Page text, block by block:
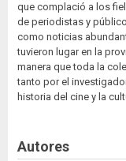
que complació a los
de periodistas y
como noticias
tuvieron lugar en la
manera que toda la
tanto por el
historia del cine y la
Autores